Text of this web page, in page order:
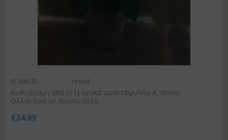
ΚΩΔΙΚΟΣ: rosw4
Ανθοδέσμη από (11) λευκά τριαντάφυλλα Α' ποιοτ.
Ολλανδικά με πρασινάδες.
€34.99